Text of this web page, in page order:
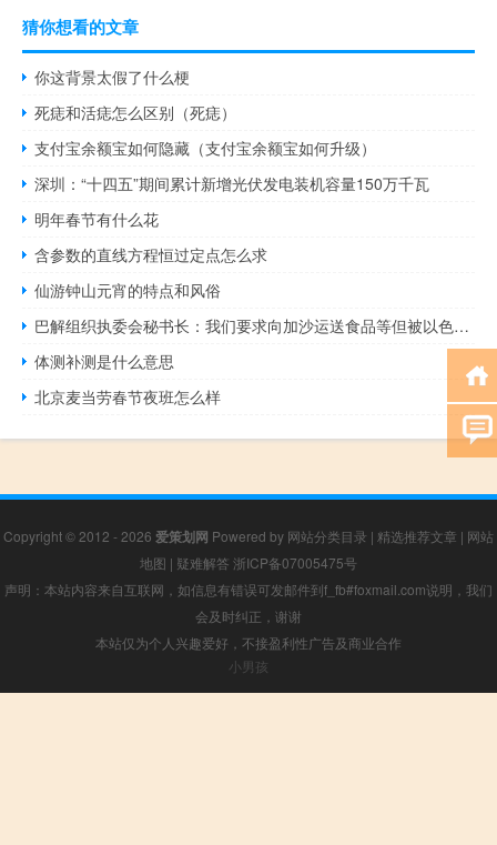
猜你想看的文章
你这背景太假了什么梗
死痣和活痣怎么区别（死痣）
支付宝余额宝如何隐藏（支付宝余额宝如何升级）
深圳：“十四五”期间累计新增光伏发电装机容量150万千瓦
明年春节有什么花
含参数的直线方程恒过定点怎么求
仙游钟山元宵的特点和风俗
巴解组织执委会秘书长：我们要求向加沙运送食品等但被以色列拒绝
体测补测是什么意思
北京麦当劳春节夜班怎么样
Copyright © 2012 - 2026 爱策划网 Powered by 网站分类目录 | 精选推荐文章 | 网站
地图 | 疑难解答 浙ICP备07005475号
声明：本站内容来自互联网，如信息有错误可发邮件到f_fb#foxmail.com说明，我们
会及时纠正，谢谢
本站仅为个人兴趣爱好，不接盈利性广告及商业合作
小男孩